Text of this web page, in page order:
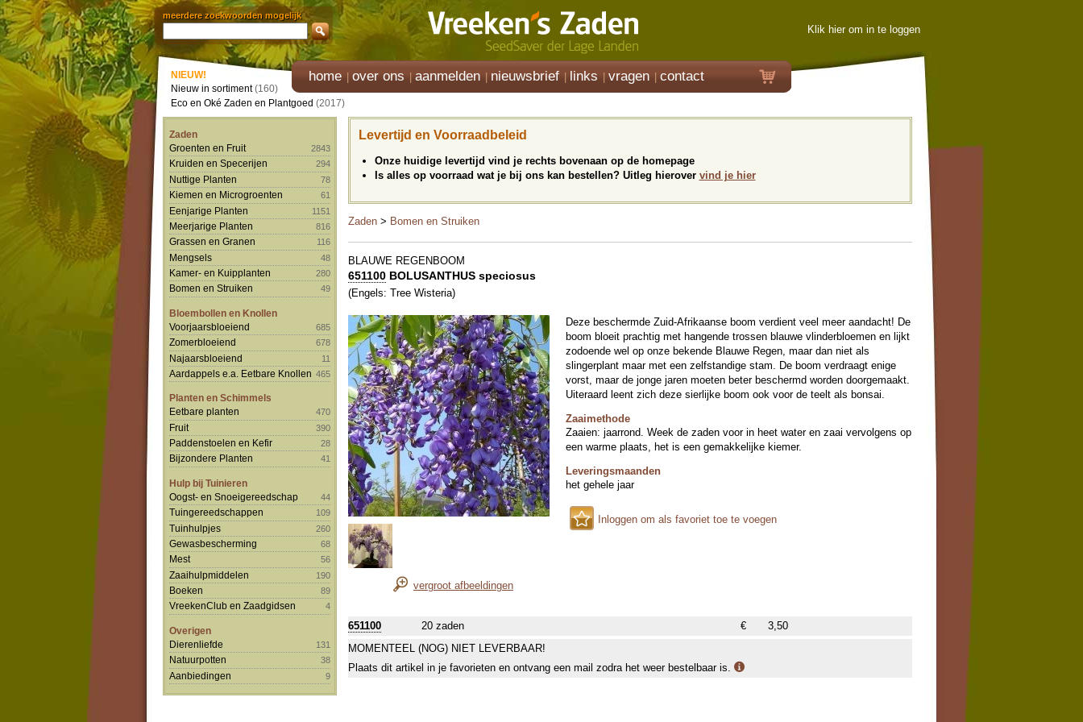
meerdere zoekwoorden mogelijk
Klik hier om in te loggen
home over ons aanmelden nieuwsbrief links vragen contact
NIEUW!
Nieuw in sortiment(160)
Eco en Oké Zaden en Plantgoed (2017)
Zaden
Groenten en Fruit
2843
Kruiden en Specerijen 294
Nuttige Planten 78
Kiemen en Microgroenten 61
Eenjarige Planten 1151
Meerjarige Planten 816
Grassen en Granen 116
Mengsels 48
Kamer- en Kuipplanten 280
Bomen en Struiken 49
Bloembollen en Knollen
Voorjaarsbloeiend
685
Zomerbloeiend 678
Najaarsbloeiend 11
Aardappels e.a. Eetbare Knollen 465
Planten en Schimmels
Eetbare planten
470
Fruit 390
Paddenstoelen en Kefir 28
Bijzondere Planten 41
Hulp bij Tuinieren
Oogst- en Snoeigereedschap
44
Tuingereedschappen 109
Tuinhulpjes 260
Gewasbescherming 68
Mest 56
Zaaihulpmiddelen 190
Boeken 89
VreekenClub en Zaadgidsen 4
Overigen
Dierenliefde
131
Natuurpotten 38
Aanbiedingen 9
Levertijd en Voorraadbeleid
Onze huidige levertijd vind je rechts bovenaan op de homepage
Is alles op voorraad wat je bij ons kan bestellen? Uitleg hierover vind je hier
Zaden > Bomen en Struiken
BLAUWE REGENBOOM
651100 BOLUSANTHUS speciosus
(Engels: Tree Wisteria)
vergroot afbeeldingen
Deze beschermde Zuid-Afrikaanse boom verdient veel meer aandacht! De
boom bloeit prachtig met hangende trossen blauwe vlinderbloemen en lijkt
zodoende wel op onze bekende Blauwe Regen, maar dan niet als
slingerplant maar met een zelfstandige stam. De boom verdraagt enige
vorst, maar de jonge jaren moeten beter beschermd worden doorgemaakt.
Uiteraard leent zich deze sierlijke boom ook voor de teelt als bonsai.
Zaaimethode
Zaaien: jaarrond. Week de zaden voor in heet water en zaai vervolgens op
een warme plaats, het is een gemakkelijke kiemer.
Leveringsmaanden
het gehele jaar
Inloggen om als favoriet toe te voegen
651100 20 zaden €
3,50
MOMENTEEL (NOG) NIET LEVERBAAR!
Plaats dit artikel in je favorieten en ontvang een mail zodra het weer bestelbaar is.